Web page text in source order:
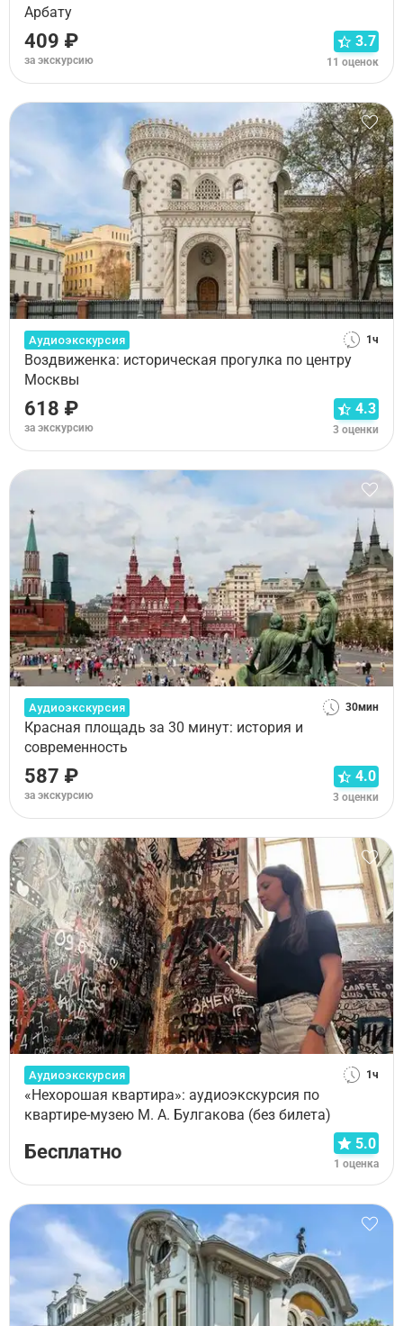
Арбату
409 ₽
за экскурсию
3.7
11 оценок
Аудиоэкскурсия 1ч
Воздвиженка: историческая прогулка по центру
Москвы
618 ₽
за экскурсию
4.3
3 оценки
Аудиоэкскурсия 30мин
Красная площадь за 30 минут: история и
современность
587 ₽
за экскурсию
4.0
3 оценки
Аудиоэкскурсия 1ч
«Нехорошая квартира»: аудиоэкскурсия по
квартире-музею М. А. Булгакова (без билета)
Бесплатно 5.0
1 оценка